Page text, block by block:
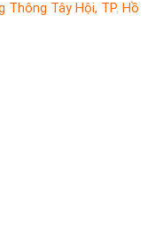
Thông Tây Hội, TP. Hồ